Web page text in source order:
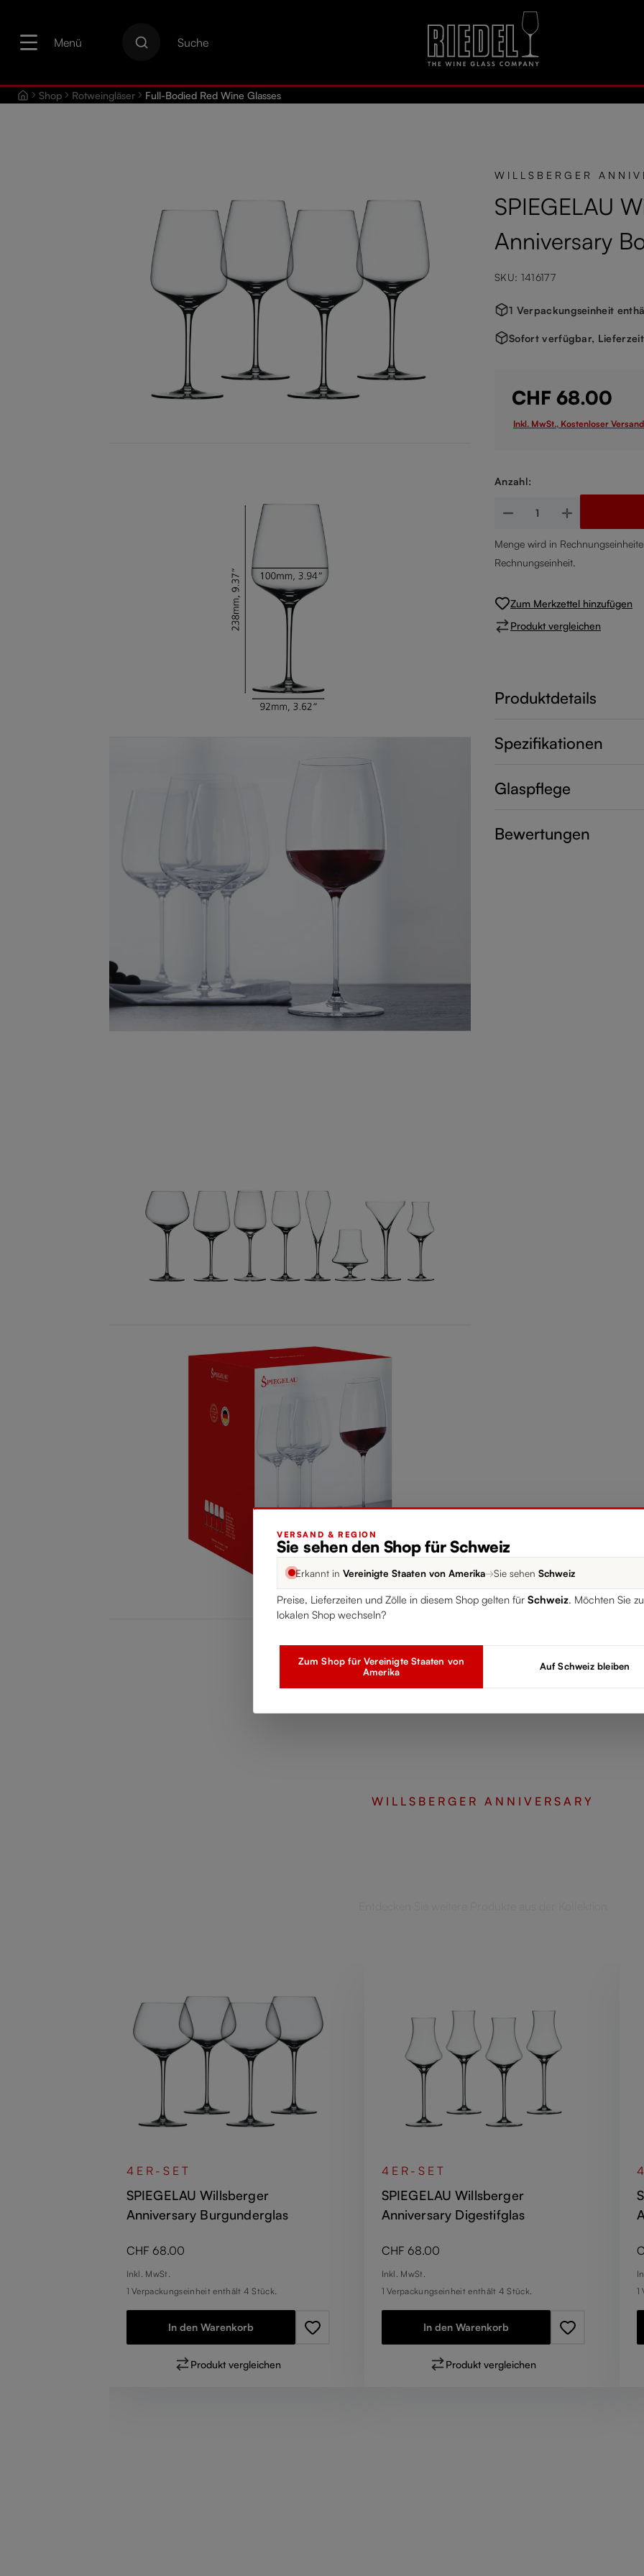
Menü
Suche
Shop Rotweingläser Full-Bodied Red Wine Glasses
WILLSBERGER
SPIEGELAU
Anniversary
SKU: 1416177
1 Verpackungseinheit
Sofort verfügbar,
CHF 68.00
Inkl. MwSt., Kostenloser
Anzahl:
Produkt Anzahl: Gib den
Menge wird in
Rechnungseinheit.
Zum Merkzettel hinzufügen
Produkt vergleichen
Produktdetails
Spezifikationen
Glaspflege
Bewertungen
WILLSBERGER ANNIVERSARY
4ER-SET
SPIEGELAU Willsberger
Anniversary Burgunderglas
Regulärer Preis:
CHF 68.00
Inkl. MwSt.
1 Verpackungseinheit enthält 4 Stück.
In den Warenkorb
Produkt vergleichen
4ER-SET
SPIEGELAU Willsberger
Anniversary Digestifglas
Regulärer Preis:
CHF 68.00
Inkl. MwSt.
1 Verpackungseinheit enthält 4 Stück.
In den Warenkorb
Produkt vergleichen
1
VERSAND & REGION
Sie sehen den Shop für Schweiz
Erkannt in Vereinigte Staaten von Amerika→Sie sehen Schweiz
Preise, Lieferzeiten und Zölle in diesem Shop gelten für Schweiz . Möchten Sie
lokalen Shop wechseln?
Zum Shop für Vereinigte Staaten von
Amerika
Auf Schweiz bleiben